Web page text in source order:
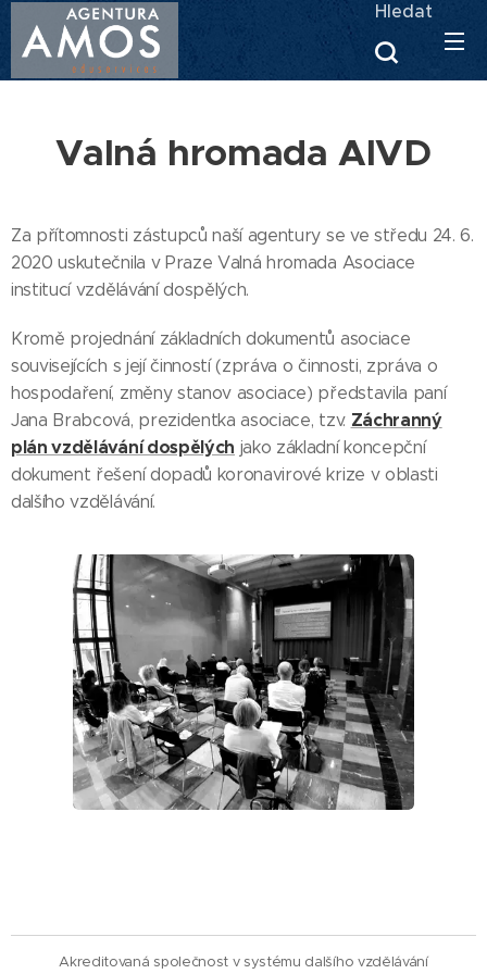
Hledat
Valná hromada AIVD
Za přítomnosti zástupců naší agentury se ve středu 24. 6.
2020 uskutečnila v Praze Valná hromada Asociace
institucí vzdělávání dospělých.
Kromě projednání základních dokumentů asociace
souvisejících s její činností (zpráva o činnosti, zpráva o
hospodaření, změny stanov asociace) představila paní
Jana Brabcová, prezidentka asociace, tzv. Záchranný
plán vzdělávání dospělých jako základní koncepční
dokument řešení dopadů koronavirové krize v oblasti
dalšího vzdělávání.
Akreditovaná společnost v systému dalšího vzdělávání